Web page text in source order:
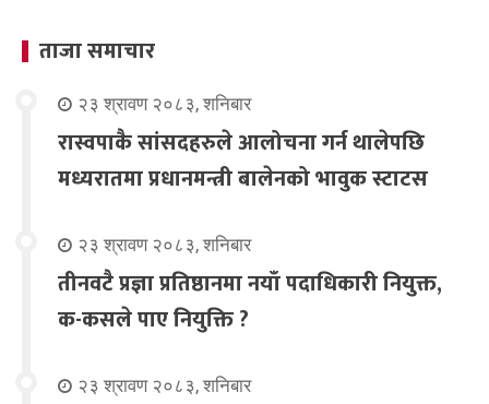
ताजा समाचार
२३ श्रावण २०८३, शनिबार
रास्वपाकै सांसदहरुले आलोचना गर्न थालेपछि
मध्यरातमा प्रधानमन्त्री बालेनको भावुक स्टाटस
२३ श्रावण २०८३, शनिबार
तीनवटै प्रज्ञा प्रतिष्ठानमा नयाँ पदाधिकारी नियुक्त,
क-कसले पाए नियुक्ति ?
२३ श्रावण २०८३, शनिबार